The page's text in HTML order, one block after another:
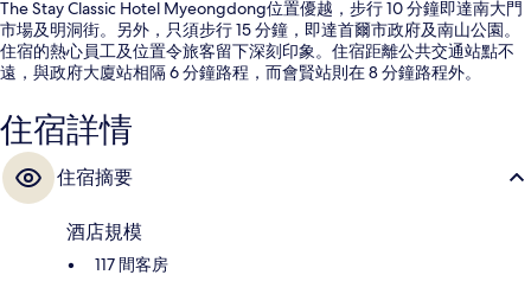
The Stay Classic Hotel Myeongdong位置優越，步行 10 分鐘即達南大門
市場及明洞街。另外，只須步行 15 分鐘，即達首爾市政府及南山公園。
住宿的熱心員工及位置令旅客留下深刻印象。住宿距離公共交通站點不
遠，與政府大廈站相隔 6 分鐘路程，而會賢站則在 8 分鐘路程外。
住宿詳情
住宿摘要
酒店規模
117 間客房